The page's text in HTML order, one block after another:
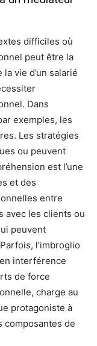
difficiles où
peut être la
vie d’un salarié
Dans
exemples, les
Les stratégies
ou peuvent
est l’une
et des
entre
avec les clients ou
peuvent
l’imbroglio
interférence
de force
charge au
protagoniste à
composantes de